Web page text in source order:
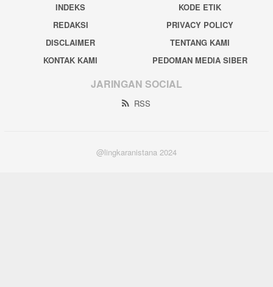
INDEKS
KODE ETIK
REDAKSI
PRIVACY POLICY
DISCLAIMER
TENTANG KAMI
KONTAK KAMI
PEDOMAN MEDIA SIBER
JARINGAN SOCIAL
RSS
@lingkaranistana 2024